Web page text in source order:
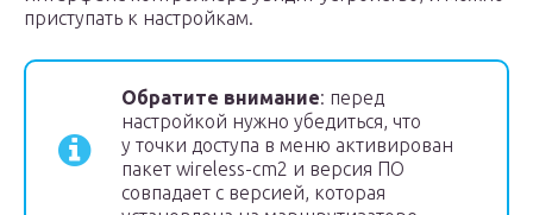
приступать к настройкам.
Обратите внимание: перед
настройкой нужно убедиться, что
у точки доступа в меню активирован
пакет wireless-cm2 и версия ПО
совпадает с версией, которая